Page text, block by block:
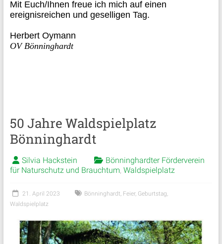
Mit Euch/Ihnen freue ich mich auf einen
ereignisreichen und geselligen Tag.
Herbert Oymann
OV Bönninghardt
50 Jahre Waldspielplatz
Bönninghardt
Silvia Hackstein
Bönninghardter Förderverein
für Naturschutz und Brauchtum, Waldspielplatz
21. April 2023 Bönninghardt, Feier, Geburtstag,
Waldspielplatz